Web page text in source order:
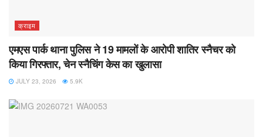
क्राइम
एमएस पार्क थाना पुलिस ने 19 मामलों के आरोपी शातिर स्नैचर को
किया गिरफ्तार, चेन स्नैचिंग केस का खुलासा
JULY 23, 2026 5.9K